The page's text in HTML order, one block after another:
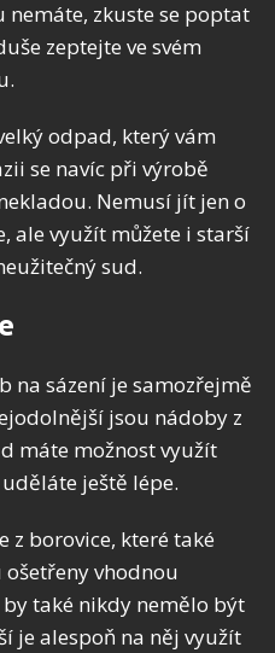
zkuste se poptat
zeptejte ve svém
odpad, který vám
se navíc při výrobě
Nemusí jít jen o
ale využít můžete i starší
sud.
na sázení je samozřejmě
jsou nádoby z
máte možnost využít
ještě lépe.
z borovice, které také
vhodnou
také nikdy nemělo být
je alespoň na něj využít